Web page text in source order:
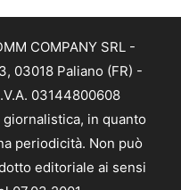
COMPANY SRL -
03018 Paliano (FR) -
03144800608
in quanto
periodicità. Non può
editoriale ai sensi